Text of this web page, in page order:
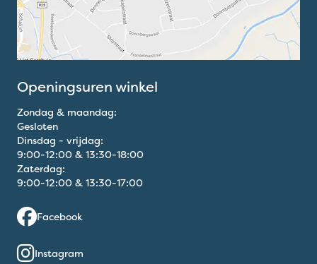
Openingsuren winkel
Zondag & maandag:
Gesloten
Dinsdag - vrijdag:
9:00-12:00 & 13:30-18:00
Zaterdag:
9:00-12:00 & 13:30-17:00
Facebook
Instagram